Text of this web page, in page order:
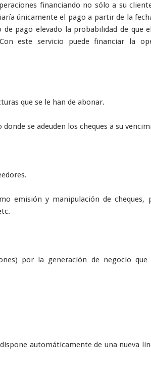
financiando no sólo a su
únicamente el pago a partir de la
pago elevado la probabilidad de que
este servicio puede financiar la
que se le han de abonar.
se adeuden los cheques a su
emisión y manipulación de cheques,
por la generación de negocio
automáticamente de una nueva